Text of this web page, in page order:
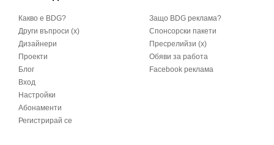
Какво е BDG?
Други въпроси (x)
Дизайнери
Проекти
Блог
Вход
Настройки
Абонаменти
Регистрирай се
Защо BDG реклама?
Спонсорски пакети
Пресрелийзи (x)
Обяви за работа
Facebook реклама